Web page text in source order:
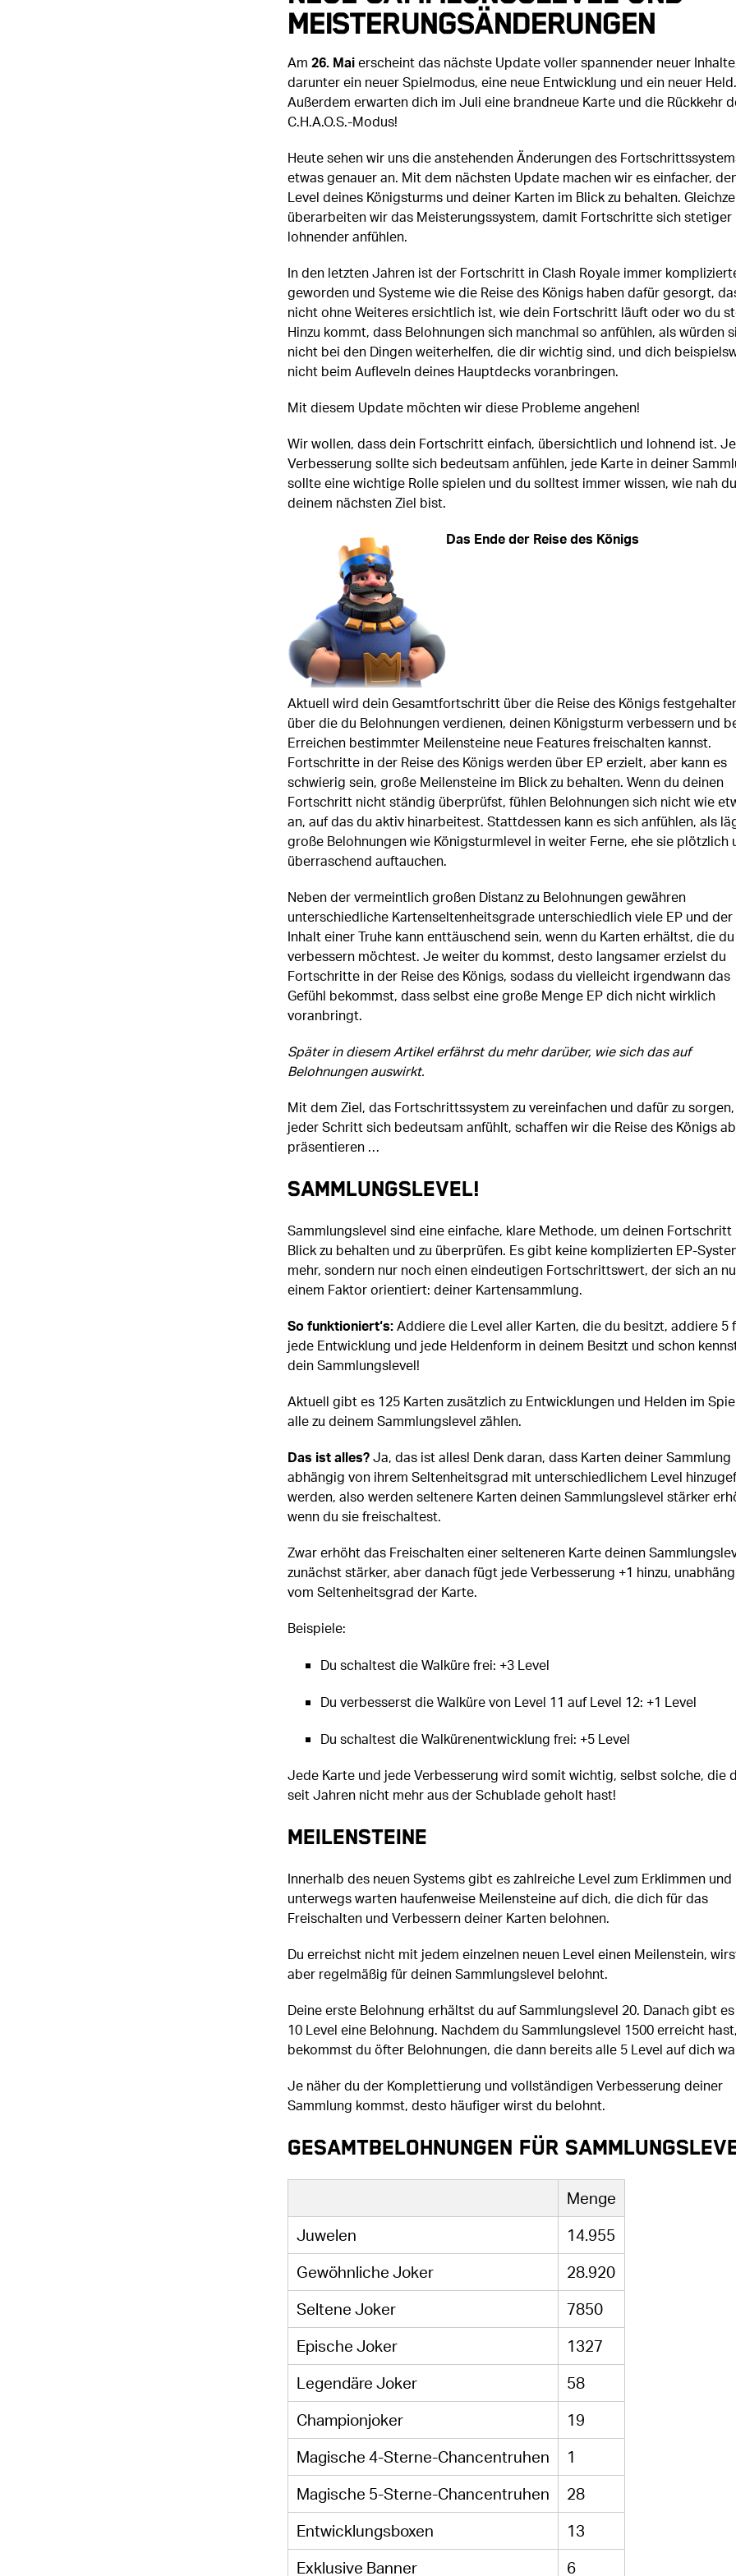
Meisterungsänderungen
Am 26. Maierscheint das nächste Update voller spannender neuer
darunter ein neuer Spielmodus, eine neue Entwicklung und ein neuer Held.
Außerdem erwarten dich im Juli eine brandneue Karte und die Rückkehr
C.H.A.O.S.-Modus!
Heute sehen wir uns die anstehenden Änderungen des
etwas genauer an. Mit dem nächsten Update machen wir es einfacher,
Level deines Königsturms und deiner Karten im Blick zu behalten.
überarbeiten wir das Meisterungssystem, damit Fortschritte sich stetiger
lohnender anfühlen.
In den letzten Jahren ist der Fortschritt in Clash Royale immer
geworden und Systeme wie die Reise des Königs haben dafür gesorgt,
nicht ohne Weiteres ersichtlich ist, wie dein Fortschritt läuft oder wo du
Hinzu kommt, dass Belohnungen sich manchmal so anfühlen, als würden
nicht bei den Dingen weiterhelfen, die dir wichtig sind, und dich
nicht beim Aufleveln deines Hauptdecks voranbringen.
Mit diesem Update möchten wir diese Probleme angehen!
Wir wollen, dass dein Fortschritt einfach, übersichtlich und lohnend ist.
Verbesserung sollte sich bedeutsam anfühlen, jede Karte in deiner
sollte eine wichtige Rolle spielen und du solltest immer wissen, wie nah du
deinem nächsten Ziel bist.
Das Ende der Reise des Königs
Aktuell wird dein Gesamtfortschritt über die Reise des Königs
über die du Belohnungen verdienen, deinen Königsturm verbessern und
Erreichen bestimmter Meilensteine neue Features freischalten kannst.
Fortschritte in der Reise des Königs werden über EP erzielt, aber kann es
schwierig sein, große Meilensteine im Blick zu behalten. Wenn du deinen
Fortschritt nicht ständig überprüfst, fühlen Belohnungen sich nicht wie
an, auf das du aktiv hinarbeitest. Stattdessen kann es sich anfühlen, als
große Belohnungen wie Königsturmlevel in weiter Ferne, ehe sie plötzlich
überraschend auftauchen.
Neben der vermeintlich großen Distanz zu Belohnungen gewähren
unterschiedliche Kartenseltenheitsgrade unterschiedlich viele EP und der
Inhalt einer Truhe kann enttäuschend sein, wenn du Karten erhältst, die
verbessern möchtest. Je weiter du kommst, desto langsamer erzielst du
Fortschritte in der Reise des Königs, sodass du vielleicht irgendwann das
Gefühl bekommst, dass selbst eine große Menge EP dich nicht wirklich
voranbringt.
Später in diesem Artikel erfährst du mehr darüber, wie sich das auf
Belohnungen auswirkt.
Mit dem Ziel, das Fortschrittssystem zu vereinfachen und dafür zu
jeder Schritt sich bedeutsam anfühlt, schaffen wir die Reise des Königs
präsentieren …
Sammlungslevel!
Sammlungslevel sind eine einfache, klare Methode, um deinen Fortschritt
Blick zu behalten und zu überprüfen. Es gibt keine komplizierten EP-
mehr, sondern nur noch einen eindeutigen Fortschrittswert, der sich an
einem Faktor orientiert: deiner Kartensammlung.
So funktioniert‘s:Addiere die Level aller Karten, die du besitzt, addiere 5
jede Entwicklung und jede Heldenform in deinem Besitzt und schon
dein Sammlungslevel!
Aktuell gibt es 125 Karten zusätzlich zu Entwicklungen und Helden im
alle zu deinem Sammlungslevel zählen.
Das ist alles?Ja, das ist alles! Denk daran, dass Karten deiner Sammlung
abhängig von ihrem Seltenheitsgrad mit unterschiedlichem Level
werden, also werden seltenere Karten deinen Sammlungslevel stärker
wenn du sie freischaltest.
Zwar erhöht das Freischalten einer selteneren Karte deinen
zunächst stärker, aber danach fügt jede Verbesserung +1 hinzu,
vom Seltenheitsgrad der Karte.
Beispiele:
Du schaltest die Walküre frei: +3 Level
Du verbesserst die Walküre von Level 11 auf Level 12: +1 Level
Du schaltest die Walkürenentwicklung frei: +5 Level
Jede Karte und jede Verbesserung wird somit wichtig, selbst solche, die
seit Jahren nicht mehr aus der Schublade geholt hast!
Meilensteine
Innerhalb des neuen Systems gibt es zahlreiche Level zum Erklimmen und
unterwegs warten haufenweise Meilensteine auf dich, die dich für das
Freischalten und Verbessern deiner Karten belohnen.
Du erreichst nicht mit jedem einzelnen neuen Level einen Meilenstein,
aber regelmäßig für deinen Sammlungslevel belohnt.
Deine erste Belohnung erhältst du auf Sammlungslevel 20. Danach gibt
10 Level eine Belohnung. Nachdem du Sammlungslevel 1500 erreicht hast,
bekommst du öfter Belohnungen, die dann bereits alle 5 Level auf dich
Je näher du der Komplettierung und vollständigen Verbesserung deiner
Sammlung kommst, desto häufiger wirst du belohnt.
Gesamtbelohnungen für
Menge
Juwelen
14.955
Gewöhnliche Joker
28.920
Seltene Joker
7850
Epische Joker
1327
Legendäre Joker
58
Championjoker
19
Magische 4-Sterne-Chancentruhen
1
Magische 5-Sterne-Chancentruhen
28
Entwicklungsboxen
13
Exklusive Banner
6